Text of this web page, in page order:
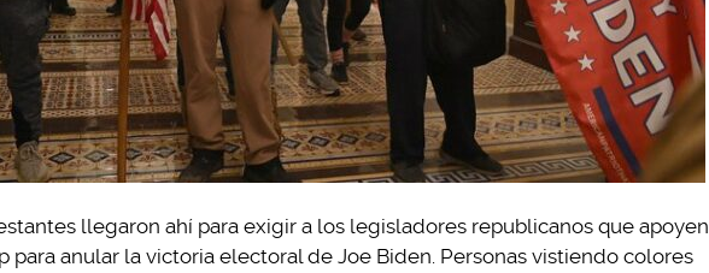
llegaron ahí para exigir a los legisladores republicanos que apoyen
para anular la victoria electoral de Joe Biden. Personas vistiendo colores